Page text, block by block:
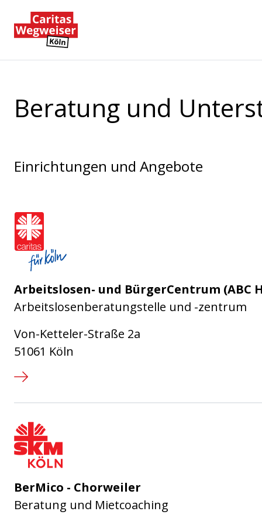
Zur Startseite navigieren
Beratung und
Einrichtungen und Angebote
Arbeitslosen- und BürgerCentrum (ABC
Arbeitslosenberatungstelle und -zentrum
Von-Ketteler-Straße 2a
51061 Köln
BerMico - Chorweiler
Beratung und Mietcoaching